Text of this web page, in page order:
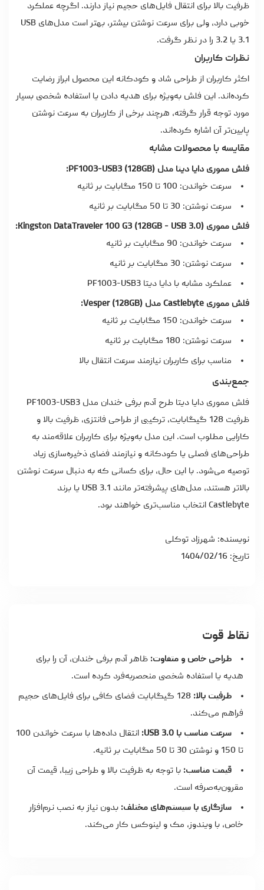
ظرفیت بالا برای انتقال فایل‌های حجیم نیاز دارند. اگرچه عملکرد
خوبی دارد، ولی برای سرعت نوشتن بیشتر، بهتر است مدل‌های USB
3.1 یا 3.2 را در نظر گرفت.
نظرات کاربران
اکثر کاربران از طراحی شاد و کودکانه این محصول ابراز رضایت
کرده‌اند. این فلش به‌ویژه برای هدیه دادن یا استفاده شخصی بسیار
مورد توجه قرار گرفته، هرچند برخی از کاربران به سرعت نوشتن
پایین‌تر آن اشاره کرده‌اند.
مقایسه با محصولات مشابه
فلش مموری دایا دیتا مدل PF1003-USB3 (128GB):
سرعت خواندن: 100 تا 150 مگابایت بر ثانیه
سرعت نوشتن: 30 تا 50 مگابایت بر ثانیه
فلش مموری Kingston DataTraveler 100 G3 (128GB - USB 3.0):
سرعت خواندن: 90 مگابایت بر ثانیه
سرعت نوشتن: 30 مگابایت بر ثانیه
عملکرد مشابه با دایا دیتا PF1003-USB3
فلش مموری Castlebyte مدل Vesper (128GB):
سرعت خواندن: 150 مگابایت بر ثانیه
سرعت نوشتن: 180 مگابایت بر ثانیه
مناسب برای کاربران نیازمند سرعت انتقال بالا
جمع‌بندی
فلش مموری دایا دیتا طرح آدم برفی خندان مدل PF1003-USB3
ظرفیت 128 گیگابایت، ترکیبی از طراحی فانتزی، ظرفیت بالا و
کارایی مطلوب است. این مدل به‌ویژه برای کاربران علاقه‌مند به
طراحی‌های فصلی یا کودکانه و نیازمند فضای ذخیره‌سازی زیاد
توصیه می‌شود. با این حال، برای کسانی که به دنبال سرعت نوشتن
بالاتر هستند، مدل‌های پیشرفته‌تر مانند USB 3.1 یا برند
Castlebyte انتخاب مناسب‌تری خواهند بود.
نویسنده: شهرزاد توکلی
تاریخ: 1404/02/16
نقاط قوت
طراحی خاص و متفاوت: ظاهر آدم برفی خندان، آن را برای
هدیه یا استفاده شخصی منحصربه‌فرد کرده است.
ظرفیت بالا:
128 گیگابایت فضای کافی برای فایل‌های حجیم
فراهم می‌کند.
سرعت مناسب با USB 3.0:
انتقال داده‌ها با سرعت خواندن 100
تا 150 و نوشتن 30 تا 50 مگابایت بر ثانیه.
قیمت مناسب: با توجه به ظرفیت بالا و طراحی زیبا، قیمت آن
مقرون‌به‌صرفه است.
سازگاری با سیستم‌های مختلف: بدون نیاز به نصب نرم‌افزار
خاص، با ویندوز، مک و لینوکس کار می‌کند.